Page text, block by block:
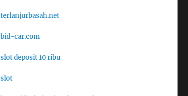
terlanjurbasah.net
bid-car.com
slot deposit 10 ribu
slot